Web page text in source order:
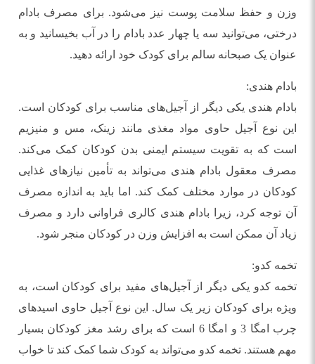
وزن و حفظ سلامت پوست نیز می‌شود. برای مصرف بادام
درختی، می‌توانید سه یا چهار عدد بادام را در آب بخیسانید و به
عنوان یک صبحانه سالم برای کودک خود ارائه دهید.
بادام هندی:
بادام هندی یکی دیگر از آجیل‌های مناسب برای کودکان است.
این نوع آجیل حاوی مواد مغذی مانند زینک، مس و منیزیم
است که به تقویت سیستم ایمنی بدن کودکان کمک می‌کند.
مصرف معقول بادام هندی می‌تواند به تأمین نیازهای غذایی
کودکان در موارد مختلف کمک کند. اما باید به اندازه مصرف
آن توجه کرد، زیرا بادام هندی کالری فراوانی دارد و مصرف
زیاد آن ممکن است به افزایش وزن در کودکان منجر شود.
تخمه کدو:
تخمه کدو یکی دیگر از آجیل‌های مفید برای کودکان است، به
ویژه برای کودکان زیر یک سال. این نوع آجیل حاوی اسیدهای
چرب امگا 3 و امگا 6 است که برای رشد مغز کودکان بسیار
مهم هستند. تخمه کدو می‌تواند به کودک شما کمک کند تا خواب